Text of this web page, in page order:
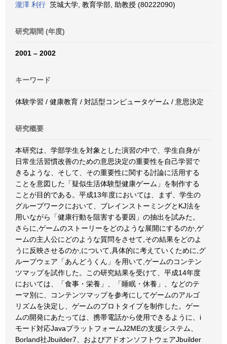
瀧澤 利行 茨城大学, 教育学部, 助教授 (80222090)
研究期間 (年度)
2001 – 2002
キーワード
体験学習 / 健康教育 / 対話型コンピュータゲーム / 意思決定
研究概要
本研究は、学部学生を対象とした演習の中で、学生自身が
日常生活習慣改善のための意思決定の重要性を自己学習で
きるような、そして、その重要性に関する討論に活用する
ことを意図した「疑似生活体験型健康ゲーム」を制作する
ことが目的である。平成13年度においては、まず、学生の
グループワークにおいて、ブレインストーミングとKJ法を
用いながら「健康行動を阻害する要因」の抽出を試みた。
さらに,ゲームのストーリーをどのような展開にするのか,ゲ
ームの主人公にどのような質問をさせて,その結果をどのよ
うに反映させるのか,について,具体的に考えていくために,グ
ループウェア「あんどうくん」を用いて,ゲームのコンテン
ツマップを試作した。この研究結果を受けて、平成14年度
においては、「食事・栄養」、「睡眠・休養」、などのテ
ーマ別に、コンテンツマップを参考にしてゲームのアルゴ
リズムを決定し、ゲームのプロトタイプを制作した。ゲー
ムの開発にあたっては、携帯電話から使用できるように、i
モード対応JavaプラットフォームJ2MEの支援システム、
Borland社Jbuilder7、およびアドオンソフトウェアJbuilder